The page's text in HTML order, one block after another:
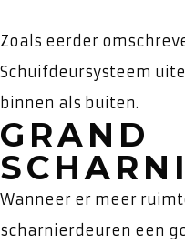
Zoals eerder
Schuifdeursysteem
binnen als buiten.
GRAND
Wanneer er meer
scharnierdeuren een